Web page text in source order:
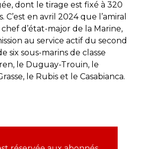
dont le tirage est fixé à 320
en avril 2024 que l’amiral
d’état-major de la Marine,
au service actif du second
six sous-marins de classe
le Duguay-Trouin, le
le Rubis et le Casabianca.